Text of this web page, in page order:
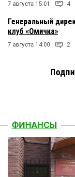
7 августа 15:01 4
Генеральный
клуб «Омичка»
7 августа 14:00 2
ФИНАНСЫ